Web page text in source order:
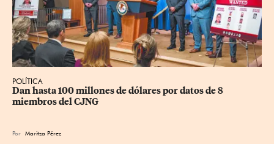
POLÍTICA
Dan hasta 100 millones de dólares por datos de 8
miembros del CJNG
Por Maritza Pérez